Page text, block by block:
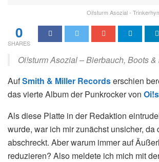
Oi!sturm Asozial -
0
SHARES
Oi!sturm Asozial – Bierbauch, Boots
AufSmith & Miller Recordserschien
das vierte Album der Punkrocker von
Als diese Platte in der Redaktion
wurde, war ich mir zunächst unsicher, da
abschreckt. Aber warum immer auf
reduzieren? Also meldete ich mich mit